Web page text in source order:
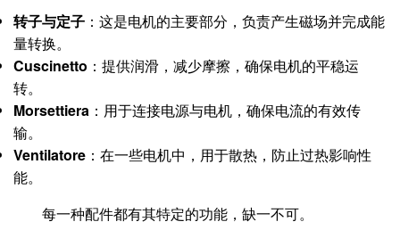
转子与定子 ：这是电机的主要部分，负责产生磁场并完成能
量转换。
Cuscinetto ：提供润滑，减少摩擦，确保电机的平稳运
转。
Morsettiera ：用于连接电源与电机，确保电流的有效传
输。
Ventilatore ：在一些电机中，用于散热，防止过热影响性
能。
每一种配件都有其特定的功能，缺一不可。